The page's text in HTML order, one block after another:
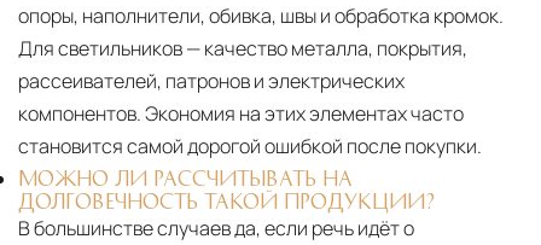
опоры, наполнители, обивка, швы и обработка кромок.
Для светильников — качество металла, покрытия,
рассеивателей, патронов и электрических
компонентов. Экономия на этих элементах часто
становится самой дорогой ошибкой после покупки.
МОЖНО ЛИ РАССЧИТЫВАТЬ НА
ДОЛГОВЕЧНОСТЬ ТАКОЙ ПРОДУКЦИИ?
В большинстве случаев да, если речь идёт о